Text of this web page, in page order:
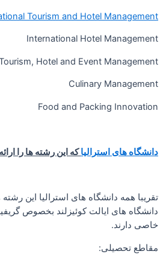
Tourism and Hotel Management
International Hotel Management
Hotel and Event Management
Culinary Management
Food and Packing Innovation
دانشگاه های استرالیاکه این رشته ها را
تقریبا همه دانشگاه های استرالیا این
دانشگاه های ایالت کوئیزلند بخصوص
خاصی دارند.
مقاطع تحصیلی: